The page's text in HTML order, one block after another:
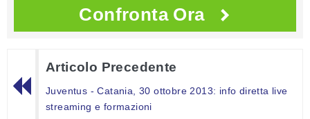
Confronta Ora
Articolo Precedente
Juventus - Catania, 30 ottobre 2013: info diretta live
streaming e formazioni